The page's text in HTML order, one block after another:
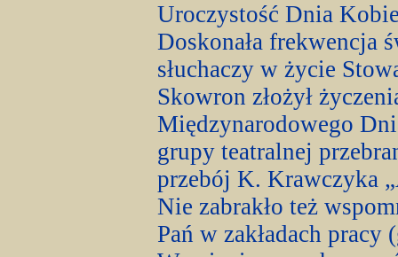
Uroczystość Dnia
Doskonała frekwencja
słuchaczy w życie
Skowron złożył
Międzynarodowego
grupy teatralnej
przebój K. Krawczyka
Nie zabrakło też
Pań w zakładach